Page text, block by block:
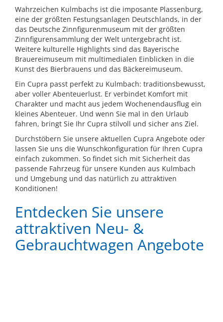
Wahrzeichen Kulmbachs ist die imposante Plassenburg,
eine der größten Festungsanlagen Deutschlands, in der
das Deutsche Zinnfigurenmuseum mit der größten
Zinnfigurensammlung der Welt untergebracht ist.
Weitere kulturelle Highlights sind das Bayerische
Brauereimuseum mit multimedialen Einblicken in die
Kunst des Bierbrauens und das Bäckereimuseum.
Ein Cupra passt perfekt zu Kulmbach: traditionsbewusst,
aber voller Abenteuerlust. Er verbindet Komfort mit
Charakter und macht aus jedem Wochenendausflug ein
kleines Abenteuer. Und wenn Sie mal in den Urlaub
fahren, bringt Sie Ihr Cupra stilvoll und sicher ans Ziel.
Durchstöbern Sie unsere aktuellen Cupra Angebote oder
lassen Sie uns die Wunschkonfiguration für Ihren Cupra
einfach zukommen. So findet sich mit Sicherheit das
passende Fahrzeug für unsere Kunden aus Kulmbach
und Umgebung und das natürlich zu attraktiven
Konditionen!
Entdecken Sie unsere
attraktiven Neu- &
Gebrauchtwagen Angebote